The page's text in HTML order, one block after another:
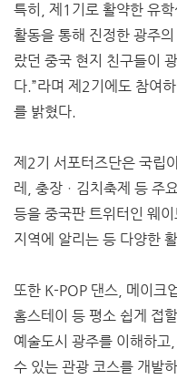
특히, 제1기로 활약한 유
활동을 통해 진정한 광주
랐던 중국 현지 친구들이
다.”라며 제2기에도 참여
를 밝혔다.
제2기 서포터즈단은 국립
레, 충장ㆍ김치축제 등 주
등을 중국판 트위터인 웨
지역에 알리는 등 다양한
또한 K-POP 댄스, 메이크
홈스테이 등 평소 쉽게 접
예술도시 광주를 이해하
수 있는 관광 코스를 개발